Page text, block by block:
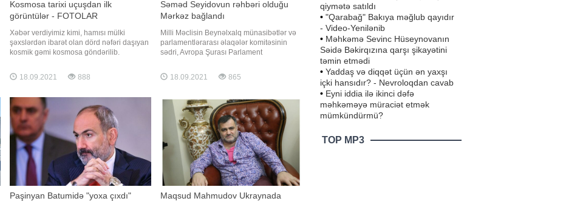
Kosmosa tarixi uçuşdan ilk
görüntülər - FOTOLAR
Xəbər verdiyimiz kimi, hamısı mülki
şəxslərdən ibarət olan dörd nəfəri daşıyan
kosmik gəmi kosmosa göndərilib.
kosmos turistlərinin ilk görüntülərini
yayımlayıb. Həmin görüntüləri təqdim
18.09.2021 888
Səməd Seyidovun rəhbəri olduğu
Mərkəz bağlandı
Milli Məclisin Beynəlxalq münasibətlər və
parlamentlərarası əlaqələr komitəsinin
sədri, Avropa Şurası Parlament
rəhbəri Səməd Seyidovun başçısı olduğu
Siyasi Psixologiya Mərkəzi (SPM)
fəaliyyətini dayandırmasına səbəb maliyyə
problemini
18.09.2021 865
Paşinyan Batumidə "yoxa çıxdı"
Maqsud Mahmudov Ukraynada
qiymətə satıldı
• "Qarabağ" Bakıya məğlub qayıdır
- Video-Yenilənib
• Məhkəmə Sevinc Hüseynovanın
Səidə Bəkirqızına qarşı şikayətini
təmin etmədi
• Yaddaş və diqqət üçün ən yaxşı
içki hansıdır? - Nevroloqdan cavab
• Eyni iddia ilə ikinci dəfə
məhkəməyə müraciət etmək
mümkündürmü?
TOP MP3